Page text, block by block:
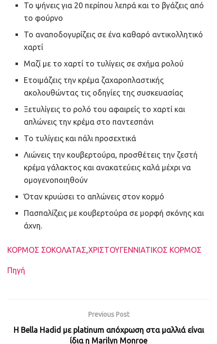
Το ψήνεις για 20 περίπου λεπρά και το βγάζεις από
το φούρνο
Το αναποδογυρίζεις σε ένα καθαρό αντικολλητικό
χαρτί
Μαζί με το χαρτί το τυλίγεις σε σχήμα ρολού
Ετοιμάζεις την κρέμα ζαχαροπλαστικής
ακολουθώντας τις οδηγίες της συσκευασίας
Ξετυλίγεις το ρολό του αφαιρείς το χαρτί και
απλώνεις την κρέμα στο παντεσπάνι
Το τυλίγεις και πάλι προσεχτικά
Λιώνεις την κουβερτούρα, προσθέτεις την ζεστή
κρέμα γάλακτος και ανακατεύεις καλά μέχρι να
ομογενοποιηθούν
Όταν κρυώσει το απλώνεις στον κορμό
Πασπαλίζεις με κουβερτούρα σε μορφή σκόνης και
άχνη.
Ετικέτες
ΚΟΡΜΟΣ ΣΟΚΟΛΑΤΑΣ ΧΡΙΣΤΟΥΓΕΝΝΙΑΤΙΚΟΣ ΚΟΡΜΟΣ
Πηγή
Previous Post
Η Bella Hadid με platinum απόχρωση στα μαλλιά είναι
ίδια η Marilyn Monroe